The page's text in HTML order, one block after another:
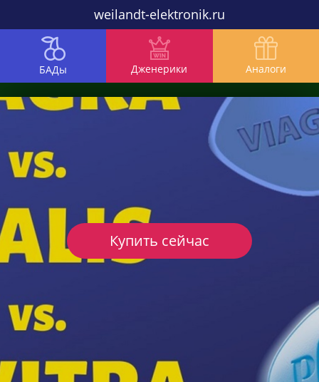
weilandt-elektronik.ru
БАДы Дженерики Аналоги
Купить сейчас